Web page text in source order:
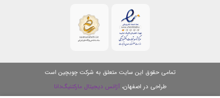
تمامی حقوق این سایت متعلق به شرکت چوبچین است
طراحی در اصفهان، آژانس دیجیتال مارکتنیگ‌دانا